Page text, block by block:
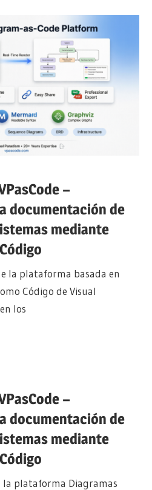
–
documentación de
mediante
la plataforma basada en
Código de Visual
los
–
documentación de
mediante
la plataforma Diagramas